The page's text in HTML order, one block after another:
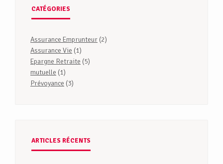
CATÉGORIES
Assurance Emprunteur (2)
Assurance Vie (1)
Epargne Retraite (5)
mutuelle (1)
Prévoyance (3)
ARTICLES RÉCENTS